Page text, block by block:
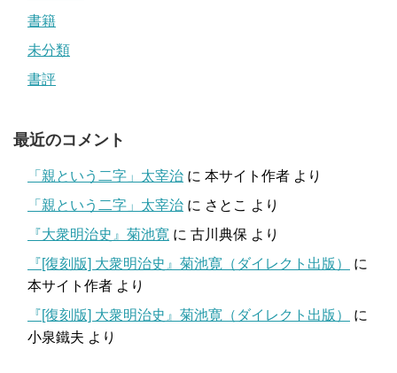
書籍
未分類
書評
最近のコメント
「親という二字」太宰治 に 本サイト作者 より
「親という二字」太宰治 に さとこ より
『大衆明治史』菊池寛 に 古川典保 より
『[復刻版] 大衆明治史』菊池寛（ダイレクト出版）
に
本サイト作者 より
『[復刻版] 大衆明治史』菊池寛（ダイレクト出版）
に
小泉鐵夫 より